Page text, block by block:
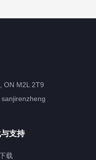
ON M2L 2T9
支持
载